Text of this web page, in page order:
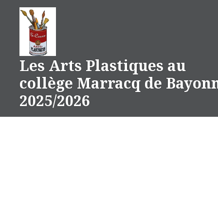
Les Arts Plastiques au
collège Marracq de
2025/2026